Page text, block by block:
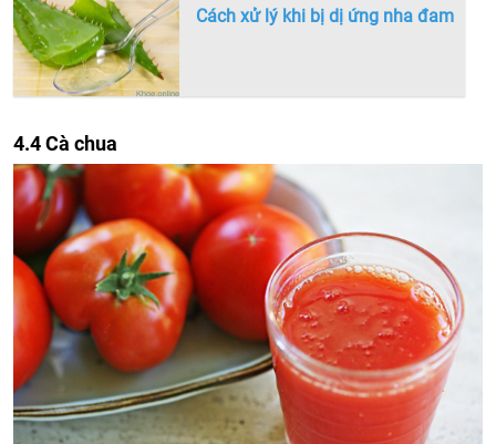
Cách xử lý khi bị dị ứng nha đam
4.4 Cà chua